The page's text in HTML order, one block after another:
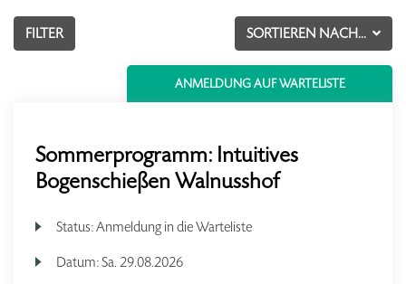
SORTIEREN NACH...
FILTER
ANMELDUNG AUF WARTELISTE
Sommerprogramm: Intuitives
Bogenschießen Walnusshof
Status:Anmeldung in die Warteliste
Datum:Sa. 29.08.2026